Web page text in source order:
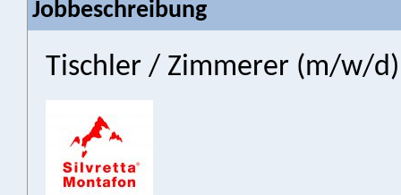
Jobbeschreibung
Tischler / Zimmerer (m/w/d)